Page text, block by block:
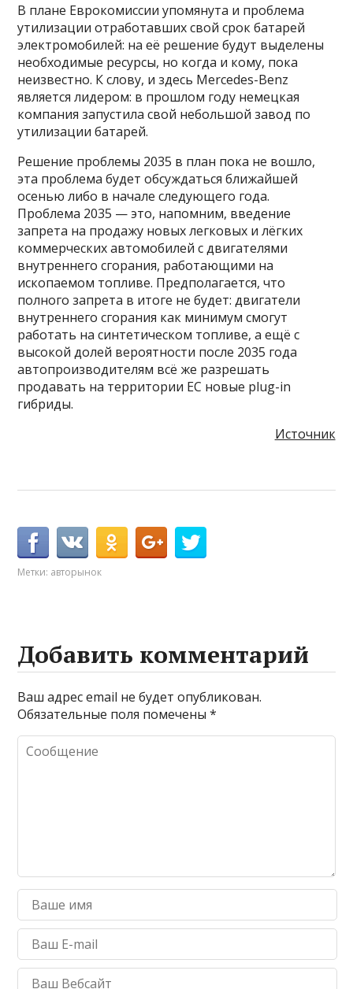
В плане Еврокомиссии упомянута и проблема
утилизации отработавших свой срок батарей
электромобилей: на её решение будут выделены
необходимые ресурсы, но когда и кому, пока
неизвестно. К слову, и здесь Mercedes-Benz
является лидером: в прошлом году немецкая
компания запустила свой небольшой завод по
утилизации батарей.
Решение проблемы 2035 в план пока не вошло,
эта проблема будет обсуждаться ближайшей
осенью либо в начале следующего года.
Проблема 2035 — это, напомним, введение
запрета на продажу новых легковых и лёгких
коммерческих автомобилей с двигателями
внутреннего сгорания, работающими на
ископаемом топливе. Предполагается, что
полного запрета в итоге не будет: двигатели
внутреннего сгорания как минимум смогут
работать на синтетическом топливе, а ещё с
высокой долей вероятности после 2035 года
автопроизводителям всё же разрешать
продавать на территории ЕС новые plug-in
гибриды.
Источник
Метки: авторынок
Добавить комментарий
Ваш адрес email не будет опубликован.
Обязательные поля помечены*